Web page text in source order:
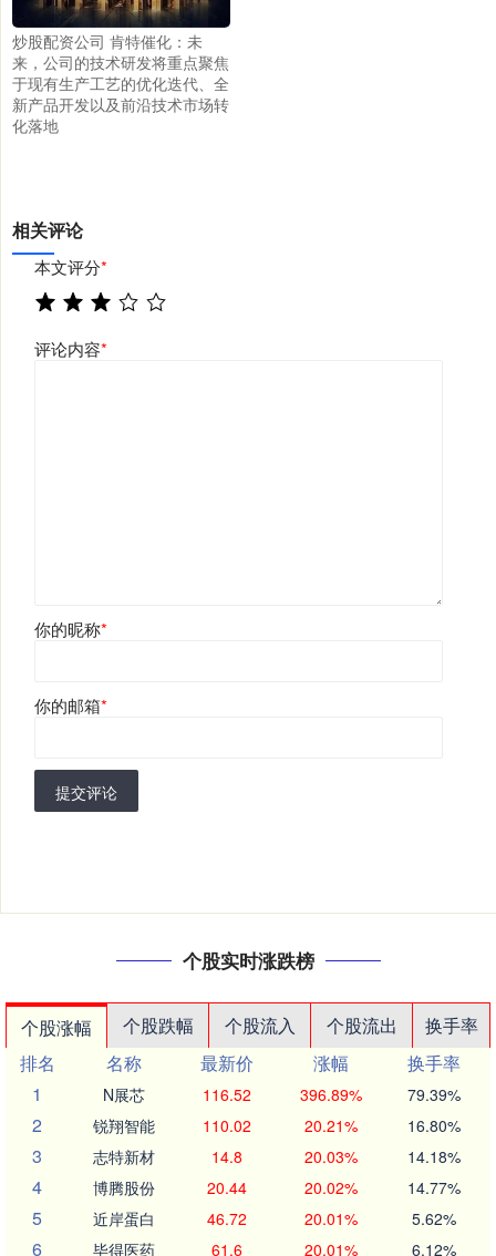
炒股配资公司 肯特催化：未
来，公司的技术研发将重点聚焦
于现有生产工艺的优化迭代、全
新产品开发以及前沿技术市场转
化落地
相关评论
本文评分*
评论内容*
你的昵称*
你的邮箱*
提交评论
个股实时涨跌榜
个股涨幅 个股跌幅 个股流入 个股流出
换手率
排名
名称 最新价 涨幅
换手率
1
N展芯 116.52 396.89% 79.39%
2 锐翔智能 110.02 20.21% 16.80%
3 志特新材 14.8 20.03% 14.18%
4 博腾股份 20.44 20.02% 14.77%
5 近岸蛋白 46.72 20.01% 5.62%
6 毕得医药 61.6 20.01% 6.12%